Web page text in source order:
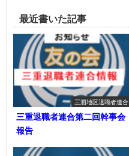
最近書いた記事
三泗地区退職者連合
三重退職者連合第二回幹事会
報告